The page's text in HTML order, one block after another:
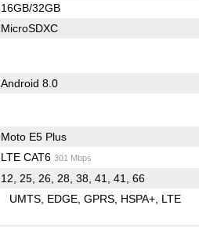
16GB/32GB
MicroSDXC
Android 8.0
Moto E5 Plus
LTE CAT6 301 Mbps
12, 25, 26, 28, 38, 41, 41, 66
UMTS EDGE GPRS HSPA+ LTE